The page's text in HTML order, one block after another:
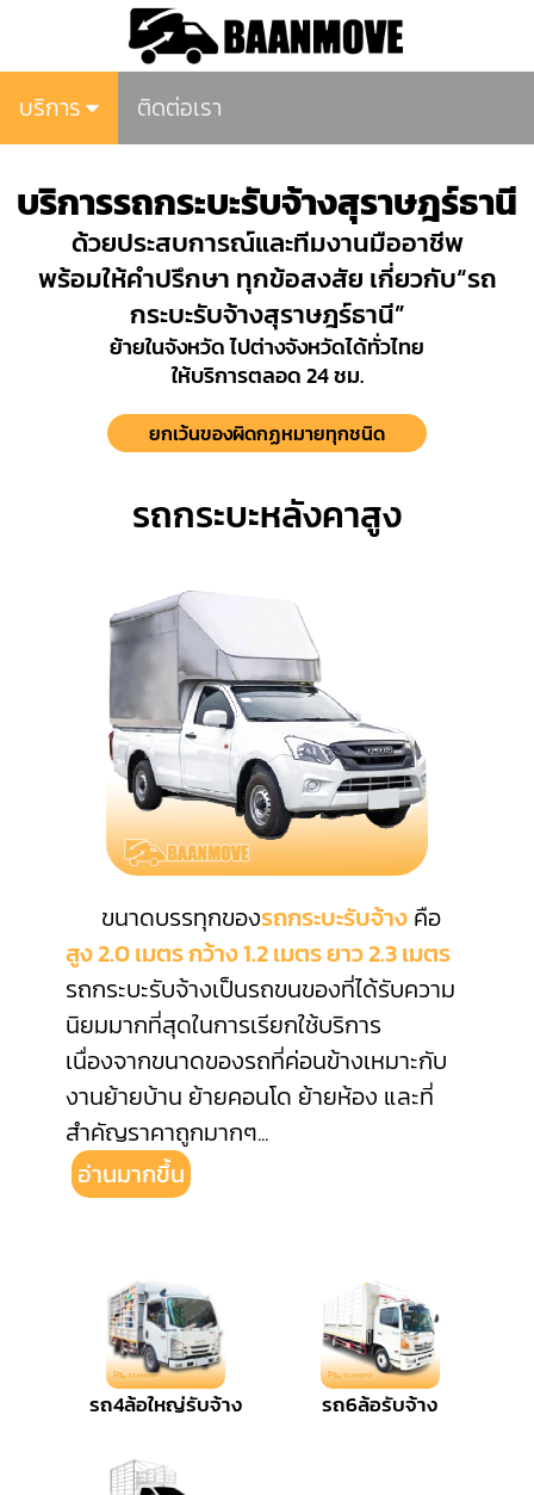
บริการ ติดต่อเรา
บริการรถกระบะรับจ้างสุราษฎร์ธานี
ด้วยประสบการณ์และทีมงานมืออาชีพ
พร้อมให้คำปรึกษา ทุกข้อสงสัย เกี่ยวกับ“รถ
กระบะรับจ้างสุราษฎร์ธานี”
ย้ายในจังหวัด ไปต่างจังหวัดได้ทั่วไทย
ให้บริการตลอด 24 ชม.
ยกเว้นของผิดกฏหมายทุกชนิด
รถกระบะหลังคาสูง
ขนาดบรรทุกของรถกระบะรับจ้างคือ
สูง 2.0 เมตร กว้าง 1.2 เมตร ยาว 2.3 เมตร
รถกระบะรับจ้างเป็นรถขนของที่ได้รับความ
นิยมมากที่สุดในการเรียกใช้บริการ
เนื่องจากขนาดของรถที่ค่อนข้างเหมาะกับ
งานย้ายบ้าน ย้ายคอนโด ย้ายห้อง และที่
สำคัญราคาถูกมากๆ...
อ่านมากขึ้น
รถ4ล้อใหญ่รับจ้าง รถ6ล้อรับจ้าง